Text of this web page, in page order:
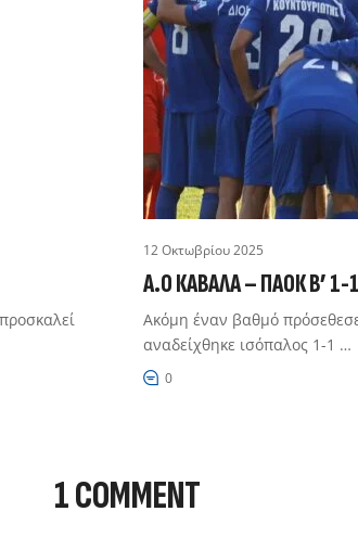
12 Οκτωβρίου 2025
Α.Ο ΚΑΒΑΛΑ – ΠΑΟΚ Β’ 1-1
Ακόμη έναν βαθμό
αναδείχθηκε ισόπαλος 1-1 …
0
1 COMMENT